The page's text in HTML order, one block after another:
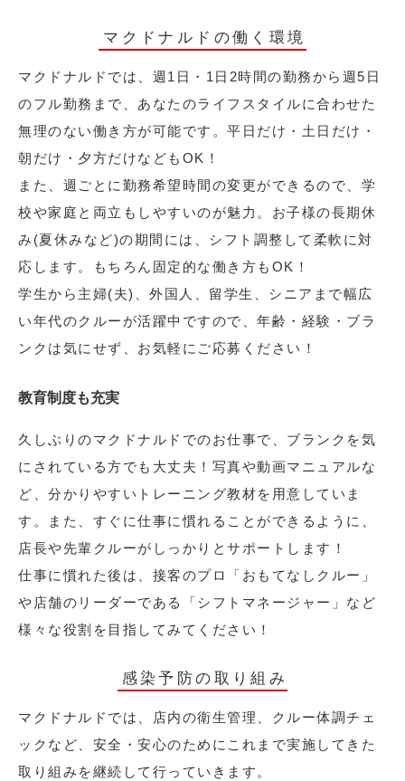
マクドナルドの働く環境
マクドナルドでは、週1日・1日2時間の勤務から週5日
のフル勤務まで、あなたのライフスタイルに合わせた
無理のない働き方が可能です。平日だけ・土日だけ・
朝だけ・夕方だけなどもOK！
また、週ごとに勤務希望時間の変更ができるので、学
校や家庭と両立もしやすいのが魅力。お子様の長期休
み(夏休みなど)の期間には、シフト調整して柔軟に対
応します。もちろん固定的な働き方もOK！
学生から主婦(夫)、外国人、留学生、シニアまで幅広
い年代のクルーが活躍中ですので、年齢・経験・ブラ
ンクは気にせず、お気軽にご応募ください！
教育制度も充実
久しぶりのマクドナルドでのお仕事で、ブランクを気
にされている方でも大丈夫！写真や動画マニュアルな
ど、分かりやすいトレーニング教材を用意していま
す。また、すぐに仕事に慣れることができるように、
店長や先輩クルーがしっかりとサポートします！
仕事に慣れた後は、接客のプロ「おもてなしクルー」
や店舗のリーダーである「シフトマネージャー」など
様々な役割を目指してみてください！
感染予防の取り組み
マクドナルドでは、店内の衛生管理、クルー体調チェ
ックなど、安全・安心のためにこれまで実施してきた
取り組みを継続して行っていきます。